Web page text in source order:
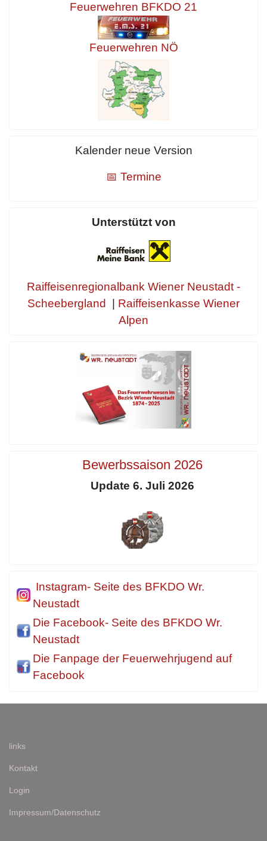
Feuerwehren BFKDO 21
Feuerwehren NÖ
Kalender neue Version
📅 Termine
Unterstützt von
Raiffeisenregionalbank Wiener Neustadt -
Scheebergland
Raiffeisenkasse Wiener
Alpen
Bewerbssaison 2026
Update 6. Juli 2026
Instagram- Seite des BFKDO Wr.
Neustadt
Die Facebook- Seite des BFKDO Wr.
Neustadt
Die Fanpage der Feuerwehrjugend auf
Facebook
links
Kontakt
Login
Impressum/Datenschutz